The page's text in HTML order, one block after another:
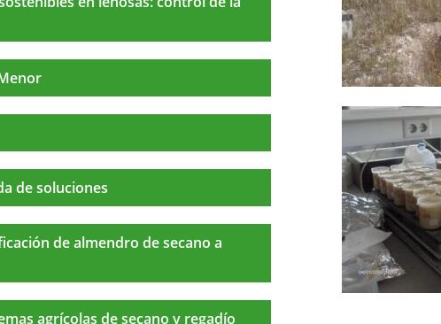
de soluciones
de almendro de secano a
agrícolas de secano y regadío